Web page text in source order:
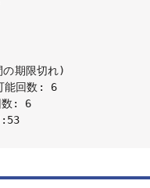
期限切れ)
能回数: 6
数: 6